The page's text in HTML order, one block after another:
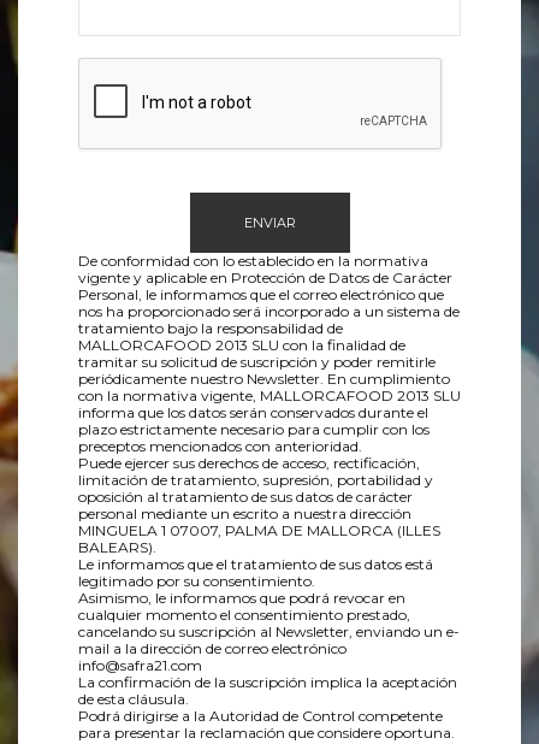
this
field
empty.
De conformidad con lo establecido en la normativa
vigente y aplicable en Protección de Datos de Carácter
Personal, le informamos que el correo electrónico que
nos ha proporcionado será incorporado a un sistema de
tratamiento bajo la responsabilidad de
MALLORCAFOOD 2013 SLU con la finalidad de
tramitar su solicitud de suscripción y poder remitirle
periódicamente nuestro Newsletter. En cumplimiento
con la normativa vigente, MALLORCAFOOD 2013 SLU
informa que los datos serán conservados durante el
plazo estrictamente necesario para cumplir con los
preceptos mencionados con anterioridad.
Puede ejercer sus derechos de acceso, rectificación,
limitación de tratamiento, supresión, portabilidad y
oposición al tratamiento de sus datos de carácter
personal mediante un escrito a nuestra dirección
MINGUELA 1 07007, PALMA DE MALLORCA (ILLES
BALEARS).
Le informamos que el tratamiento de sus datos está
legitimado por su consentimiento.
Asimismo, le informamos que podrá revocar en
cualquier momento el consentimiento prestado,
cancelando su suscripción al Newsletter, enviando un e-
mail a la dirección de correo electrónico
info@safra21.com
La confirmación de la suscripción implica la aceptación
de esta cláusula.
Podrá dirigirse a la Autoridad de Control competente
para presentar la reclamación que considere oportuna.